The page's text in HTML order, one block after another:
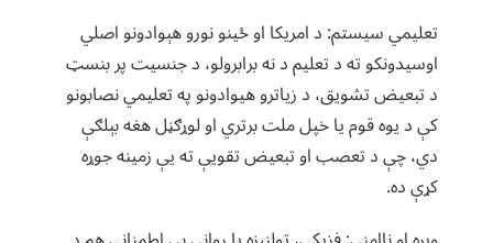
تعلیمي سیستم: د امریکا او ځینو نورو هېوادونو اصلي
اوسیدونکو ته د تعلیم د نه برابرولو، د جنسیت پر بنسټ
د تبعیض تشویق، د زیاترو هیوادونو په تعلیمي نصابونو
کې د یوه قوم یا خپل ملت برتري او لوړګڼل هغه بېلګې
دي، چې د تعصب او تبعیض تقویې ته یې زمینه جوړه
کړې ده.